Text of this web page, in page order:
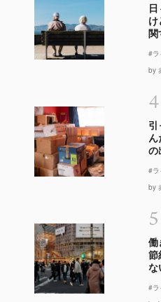
け
関
#ラ
by
4
引
の
#ラ
by
5
働
節
な
#ラ